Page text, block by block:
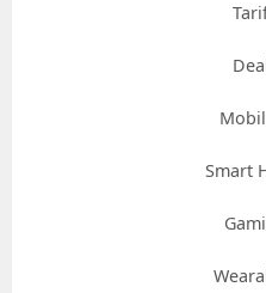
Smart